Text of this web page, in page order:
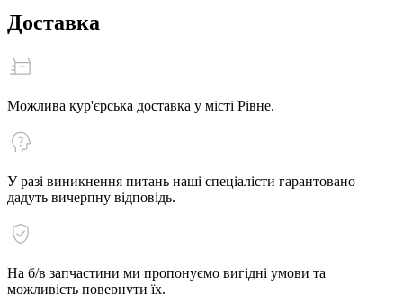
Доставка
Можлива кур'єрська доставка у місті Рівне.
У разі виникнення питань наші спеціалісти гарантовано
дадуть вичерпну відповідь.
На б/в запчастини ми пропонуємо вигідні умови та
можливість повернути їх.